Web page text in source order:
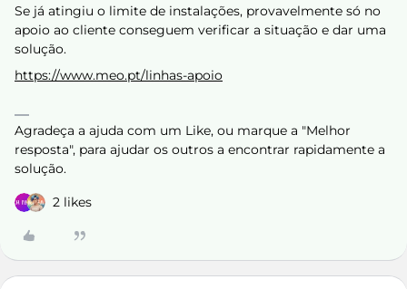
Se já atingiu o limite de instalações, provavelmente só no
apoio ao cliente conseguem verificar a situação e dar uma
solução.
https://www.meo.pt/linhas-apoio
Agradeça a ajuda com um Like, ou marque a "Melhor
resposta", para ajudar os outros a encontrar rapidamente a
solução.
2 likes